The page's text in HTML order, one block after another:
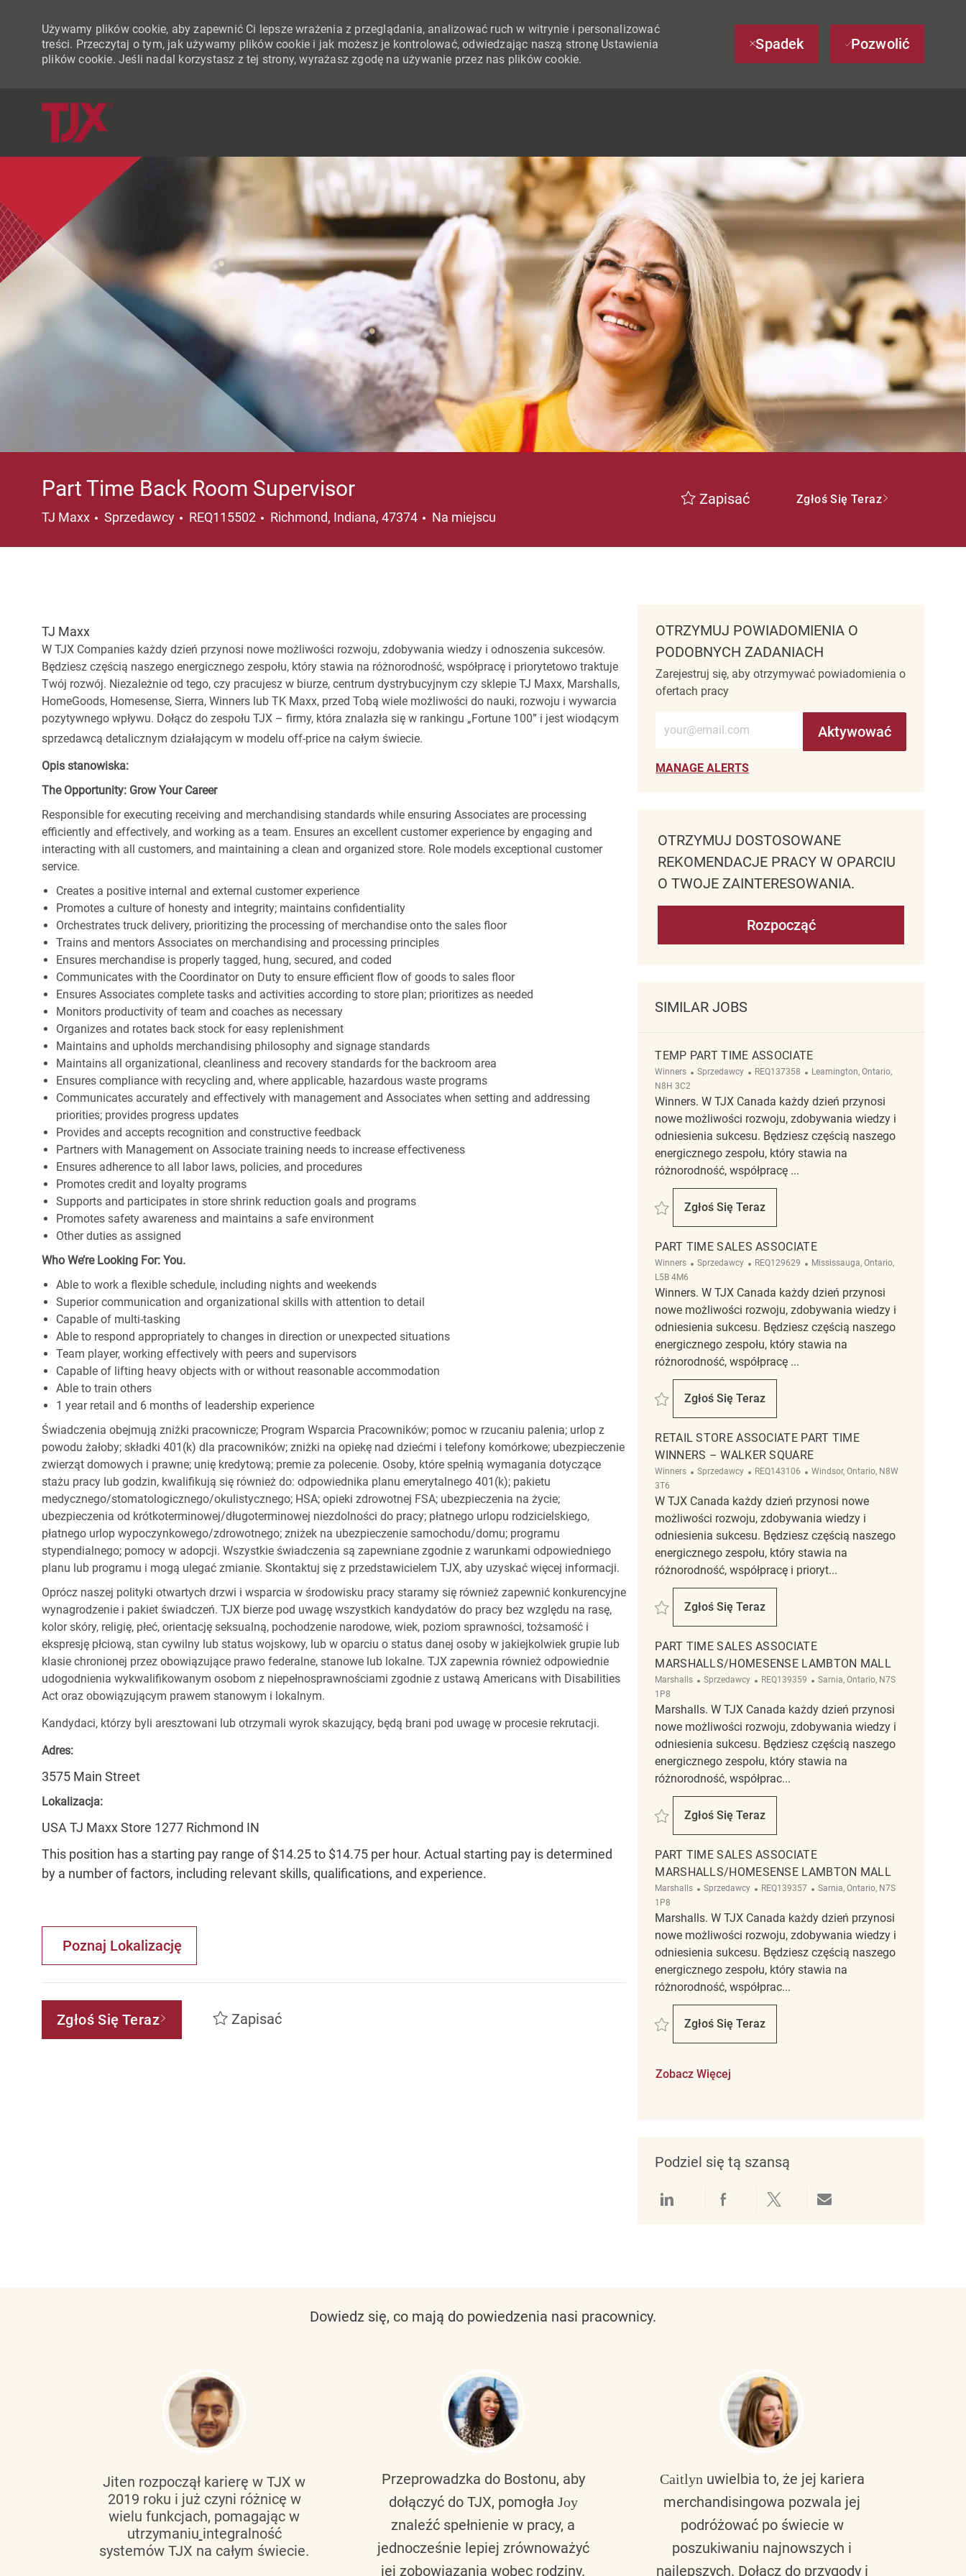
Używamy plików cookie, aby zapewnić Ci lepsze wrażenia z przeglądania, analizować ruch w witrynie i personalizować
treści. Przeczytaj o tym, jak używamy plików cookie i jak możesz je kontrolować, odwiedzając naszą stronę Ustawienia
plików cookie. Jeśli nadal korzystasz z tej strony, wyrażasz zgodę na używanie przez nas plików cookie.
Spadek Pozwolić
Part Time Back Room Supervisor
TJ Maxx Kategoria
Sprzedawcy REQ115502 Lokalizacja
Richmond, Indiana, 47374 Na miejscu
Zapisać Zgłoś Się Teraz
TJ Maxx
W TJX Companies każdy dzień przynosi nowe możliwości rozwoju, zdobywania wiedzy i odnoszenia sukcesów.
Będziesz częścią naszego energicznego zespołu, który stawia na różnorodność, współpracę i priorytetowo traktuje
Twój rozwój. Niezależnie od tego, czy pracujesz w biurze, centrum dystrybucyjnym czy sklepie TJ Maxx, Marshalls,
HomeGoods, Homesense, Sierra, Winners lub TK Maxx, przed Tobą wiele możliwości do nauki, rozwoju i wywarcia
pozytywnego wpływu. Dołącz do zespołu TJX – firmy, która znalazła się w rankingu „Fortune 100” i jest wiodącym
sprzedawcą detalicznym działającym w modelu off-price na całym świecie.
Opis stanowiska:
The Opportunity: Grow Your Career
Responsible for executing receiving and merchandising standards while ensuring Associates are processing
efficiently and effectively, and working as a team. Ensures an excellent customer experience by engaging and
interacting with all customers, and maintaining a clean and organized store. Role models exceptional customer
service.
Creates a positive internal and external customer experience
Promotes a culture of honesty and integrity; maintains confidentiality
Orchestrates truck delivery, prioritizing the processing of merchandise onto the sales floor
Trains and mentors Associates on merchandising and processing principles
Ensures merchandise is properly tagged, hung, secured, and coded
Communicates with the Coordinator on Duty to ensure efficient flow of goods to sales floor
Ensures Associates complete tasks and activities according to store plan; prioritizes as needed
Monitors productivity of team and coaches as necessary
Organizes and rotates back stock for easy replenishment
Maintains and upholds merchandising philosophy and signage standards
Maintains all organizational, cleanliness and recovery standards for the backroom area
Ensures compliance with recycling and, where applicable, hazardous waste programs
Communicates accurately and effectively with management and Associates when setting and addressing
priorities; provides progress updates
Provides and accepts recognition and constructive feedback
Partners with Management on Associate training needs to increase effectiveness
Ensures adherence to all labor laws, policies, and procedures
Promotes credit and loyalty programs
Supports and participates in store shrink reduction goals and programs
Promotes safety awareness and maintains a safe environment
Other duties as assigned
Who We’re Looking For: You.
Able to work a flexible schedule, including nights and weekends
Superior communication and organizational skills with attention to detail
Capable of multi-tasking
Able to respond appropriately to changes in direction or unexpected situations
Team player, working effectively with peers and supervisors
Capable of lifting heavy objects with or without reasonable accommodation
Able to train others
1 year retail and 6 months of leadership experience
Świadczenia obejmują zniżki pracownicze; Program Wsparcia Pracowników; pomoc w rzucaniu palenia; urlop z
powodu żałoby; składki 401(k) dla pracowników; zniżki na opiekę nad dziećmi i telefony komórkowe; ubezpieczenie
zwierząt domowych i prawne; unię kredytową; premie za polecenie. Osoby, które spełnią wymagania dotyczące
stażu pracy lub godzin, kwalifikują się również do: odpowiednika planu emerytalnego 401(k); pakietu
medycznego/stomatologicznego/okulistycznego; HSA; opieki zdrowotnej FSA; ubezpieczenia na życie;
ubezpieczenia od krótkoterminowej/długoterminowej niezdolności do pracy; płatnego urlopu rodzicielskiego,
płatnego urlop wypoczynkowego/zdrowotnego; zniżek na ubezpieczenie samochodu/domu; programu
stypendialnego; pomocy w adopcji. Wszystkie świadczenia są zapewniane zgodnie z warunkami odpowiedniego
planu lub programu i mogą ulegać zmianie. Skontaktuj się z przedstawicielem TJX, aby uzyskać więcej informacji.
Oprócz naszej polityki otwartych drzwi i wsparcia w środowisku pracy staramy się również zapewnić konkurencyjne
wynagrodzenie i pakiet świadczeń. TJX bierze pod uwagę wszystkich kandydatów do pracy bez względu na rasę,
kolor skóry, religię, płeć, orientację seksualną, pochodzenie narodowe, wiek, poziom sprawności, tożsamość i
ekspresję płciową, stan cywilny lub status wojskowy, lub w oparciu o status danej osoby w jakiejkolwiek grupie lub
klasie chronionej przez obowiązujące prawo federalne, stanowe lub lokalne. TJX zapewnia również odpowiednie
udogodnienia wykwalifikowanym osobom z niepełnosprawnościami zgodnie z ustawą Americans with Disabilities
Act oraz obowiązującym prawem stanowym i lokalnym.
Kandydaci, którzy byli aresztowani lub otrzymali wyrok skazujący, będą brani pod uwagę w procesie rekrutacji.
Adres:
3575 Main Street
Lokalizacja:
USA TJ Maxx Store 1277 Richmond IN
This position has a starting pay range of $14.25 to $14.75 per hour. Actual starting pay is determined
by a number of factors, including relevant skills, qualifications, and experience.
Poznaj Lokalizację
Zgłoś Się Teraz Zapisać
OTRZYMUJ POWIADOMIENIA O
PODOBNYCH ZADANIACH
Zarejestruj się, aby otrzymywać powiadomienia o
ofertach pracy
Wprowadź adres e-mail (wymagane)
Aktywować
MANAGE ALERTS
OTRZYMUJ DOSTOSOWANE
REKOMENDACJE PRACY W OPARCIU
O TWOJE ZAINTERESOWANIA.
Rozpocząć
SIMILAR JOBS
TEMP PART TIME ASSOCIATE
Winners Kategoria
Sprzedawcy ReqId
REQ137358 Lokalizacja
Leamington, Ontario,
N8H 3C2
Winners. W TJX Canada każdy dzień przynosi
nowe możliwości rozwoju, zdobywania wiedzy i
odniesienia sukcesu. Będziesz częścią naszego
energicznego zespołu, który stawia na
różnorodność, współpracę ...
Zapisać Temp part time Associate REQ137358
Zgłoś Się Teraz
Temp Part Time Associate
PART TIME SALES ASSOCIATE
Winners Kategoria
Sprzedawcy ReqId
REQ129629 Lokalizacja
Mississauga, Ontario,
L5B 4M6
Winners. W TJX Canada każdy dzień przynosi
nowe możliwości rozwoju, zdobywania wiedzy i
odniesienia sukcesu. Będziesz częścią naszego
energicznego zespołu, który stawia na
różnorodność, współpracę ...
Zapisać Part Time Sales Associate REQ129629
Zgłoś Się Teraz
Part Time Sales Associate
RETAIL STORE ASSOCIATE PART TIME
WINNERS – WALKER SQUARE
Winners Kategoria
Sprzedawcy ReqId
REQ143106 Lokalizacja
Windsor, Ontario, N8W
3T6
W TJX Canada każdy dzień przynosi nowe
możliwości rozwoju, zdobywania wiedzy i
odniesienia sukcesu. Będziesz częścią naszego
energicznego zespołu, który stawia na
różnorodność, współpracę i prioryt...
Zapisać Retail Store Associate Part Time Winners – Walker square
Zgłoś Się Teraz
Retail Store Associate Part Time Winners –
PART TIME SALES ASSOCIATE
MARSHALLS/HOMESENSE LAMBTON MALL
Marshalls Kategoria
Sprzedawcy ReqId
REQ139359 Lokalizacja
Sarnia, Ontario, N7S
1P8
Marshalls. W TJX Canada każdy dzień przynosi
nowe możliwości rozwoju, zdobywania wiedzy i
odniesienia sukcesu. Będziesz częścią naszego
energicznego zespołu, który stawia na
różnorodność, współprac...
Zapisać Part time Sales Associate Marshalls/HomeSense Lambton Mall
Zgłoś Się Teraz
Part Time Sales Associate Marshalls/
PART TIME SALES ASSOCIATE
MARSHALLS/HOMESENSE LAMBTON MALL
Marshalls Kategoria
Sprzedawcy ReqId
REQ139357 Lokalizacja
Sarnia, Ontario, N7S
1P8
Marshalls. W TJX Canada każdy dzień przynosi
nowe możliwości rozwoju, zdobywania wiedzy i
odniesienia sukcesu. Będziesz częścią naszego
energicznego zespołu, który stawia na
różnorodność, współprac...
Zapisać Part time Sales Associate Marshalls/HomeSense Lambton Mall
Zgłoś Się Teraz
Part Time Sales Associate Marshalls/
Zobacz Więcej
Podziel się tą szansą
Udostępnianie przez LinkedIn
Udostępnianie przez Facebook
Udostępnij przez Twitter
Udostępnianie przez e-mail
Dowiedz się, co mają do powiedzenia nasi pracownicy.
Jiten rozpoczął karierę w TJX w
2019 roku i już czyni różnicę w
wielu funkcjach, pomagając w
utrzymaniu integralność
systemów TJX na całym świecie.
Przeprowadzka do Bostonu, aby
dołączyć do TJX, pomogła Joy
znaleźć spełnienie w pracy, a
jednocześnie lepiej zrównoważyć
jej zobowiązania wobec rodziny.
Caitlynuwielbia to, że jej kariera
merchandisingowa pozwala jej
podróżować po świecie w
poszukiwaniu najnowszych i
najlepszych. Dołącz do przygody i